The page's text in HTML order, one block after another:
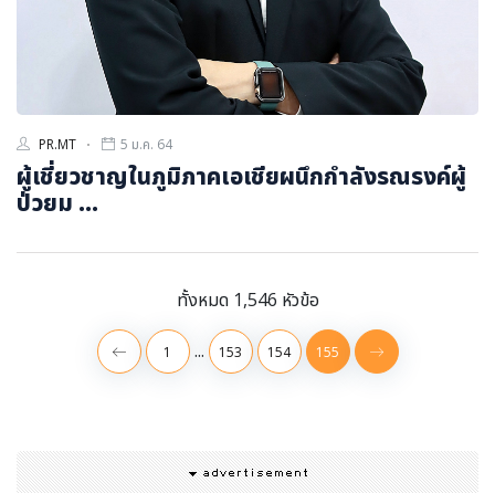
PR.MT 5 ม.ค. 64
ผู้เชี่ยวชาญในภูมิภาคเอเชียผนึกกำลังรณรงค์ผู้
ป่วยม ...
ทั้งหมด 1,546 หัวข้อ
1 ... 153 154 155